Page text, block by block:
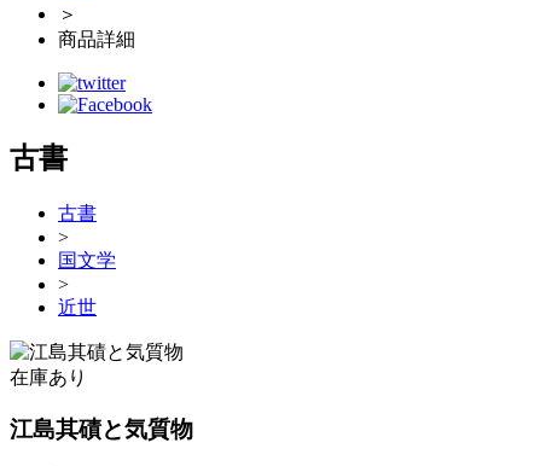
＞
商品詳細
古書
古書
>
国文学
>
近世
在庫あり
江島其磧と気質物